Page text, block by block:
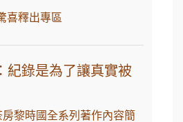
喜釋出專區
紀錄是為了讓真實被
房黎時國全系列著作內容簡